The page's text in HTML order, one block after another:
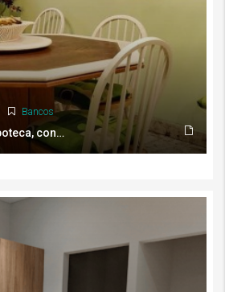
Bancos
Al refinanciar su hipoteca, considere cuatro puntos básicos